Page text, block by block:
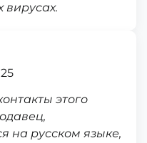
вирусах.
этого
на русском языке,